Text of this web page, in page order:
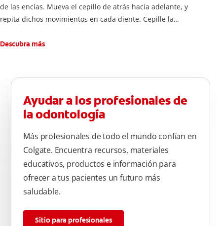
de las encías. Mueva el cepillo de atrás hacia adelante, y
repita dichos movimientos en cada diente. Cepille la
atrás hacia adelante. Cepille la superficie masticatoria (parte
atrás, arriba y abajo, en la parte superior e inferior. No se
olvide de cepillar la lengua para quitar el mal olor causado
por las bacterias.
Descubra más
Ayudar a los profesionales de
la odontología
Más profesionales de todo el mundo confían en
Colgate. Encuentra recursos, materiales
educativos, productos e información para
ofrecer a tus pacientes un futuro más
saludable.
Sitio para profesionales